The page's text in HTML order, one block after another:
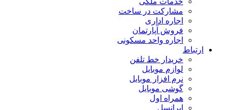
مشارکت در ساخت
اجاره اداری
فروش آپارتمان
اجاره واحد مسکونی
ارتباط
خریدار خط تلفن
لوازم موبایل
نرم افزار موبایل
گوشی موبایل
همراه اول
ایرانسل